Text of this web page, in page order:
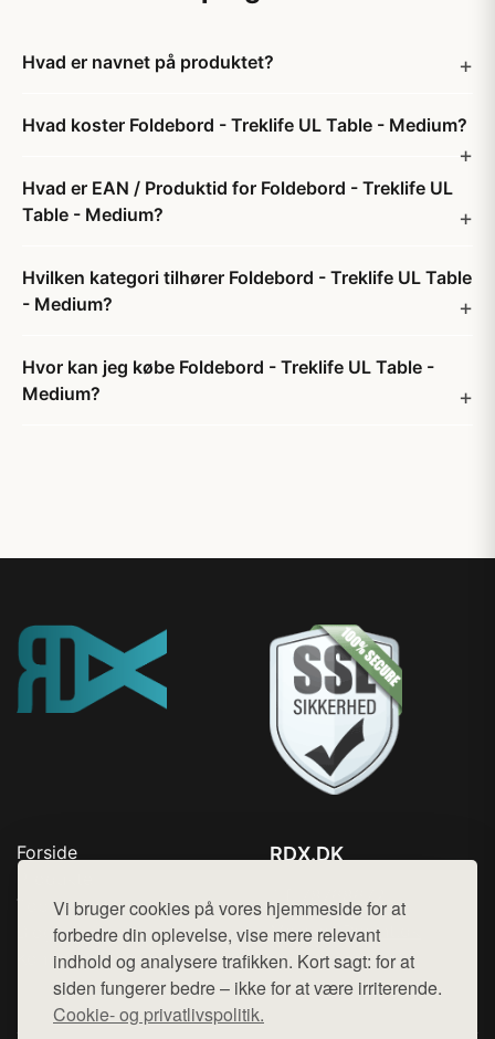
Vi bruger cookies på vores hjemmeside for at
forbedre din oplevelse, vise mere relevant
indhold og analysere trafikken. Kort sagt: for at
siden fungerer bedre – ikke for at være irriterende.
Cookie- og privatlivspolitik.
Hvad er navnet på produktet?
Hvad koster Foldebord - Treklife UL Table - Medium?
Hvad er EAN / Produktid for Foldebord - Treklife UL
Table - Medium?
Hvilken kategori tilhører Foldebord - Treklife UL Table
- Medium?
Hvor kan jeg købe Foldebord - Treklife UL Table -
Medium?
Forside
Top Rabatter
Blog
Kontakt
RDX.DK
Mail: hej@want.dk
Cookie- og privatlivspolitik